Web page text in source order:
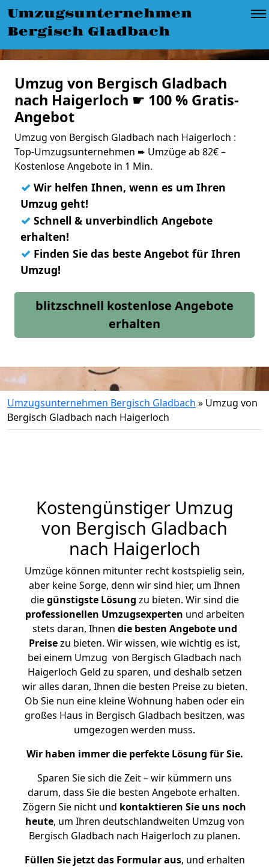
Umzugsunternehmen
Bergisch Gladbach
Umzug von Bergisch Gladbach
nach Haigerloch ☛ 100 % Gratis-
Angebot
Umzug von Bergisch Gladbach nach Haigerloch :
Top-Umzugsunternehmen ➨ Umzüge ab 82€ –
Kostenlose Angebote in 1 Min.
✓ Wir helfen Ihnen, wenn es um Ihren
Umzug geht!
✓ Schnell & unverbindlich Angebote
erhalten!
✓ Finden Sie das beste Angebot für Ihren
Umzug!
blitzschnell kostenlose Angebote
erhalten
Umzugsunternehmen Bergisch Gladbach » Umzug von
Bergisch Gladbach nach Haigerloch
Kostengünstiger Umzug
von Bergisch Gladbach
nach Haigerloch
Umzüge können mitunter recht kostspielig sein,
aber keine Sorge, denn wir sind hier, um Ihnen
diegünstigste Lösung zu bieten. Wir sind die
professionellen Umzugsexperten und arbeiten
stets daran, Ihnen die besten Angebote und
Preisezu bieten. Wir wissen, wie wichtig es ist,
bei einem Umzug von Bergisch Gladbach nach
Haigerloch Geld zu sparen, und deshalb setzen
wir alles daran, Ihnen die besten Preise zu bieten.
Ob Sie nun eine kleine Wohnung haben oder ein
großes Haus in Bergisch Gladbach besitzen, was
umgezogen werden muss.
Wir haben immer die perfekte Lösung für Sie.
Sparen Sie sich die Zeit – wir kümmern uns
darum, dass Sie die besten Angebote erhalten.
Zögern Sie nicht und kontaktieren Sie uns noch
heute, um Ihren deutschlandweiten Umzug von
Bergisch Gladbach nach Haigerloch zu planen.
Füllen Sie jetzt das Formular aus, und erhalten